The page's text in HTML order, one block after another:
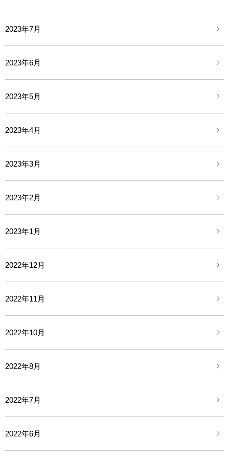
2023年7月
2023年6月
2023年5月
2023年4月
2023年3月
2023年2月
2023年1月
2022年12月
2022年11月
2022年10月
2022年8月
2022年7月
2022年6月